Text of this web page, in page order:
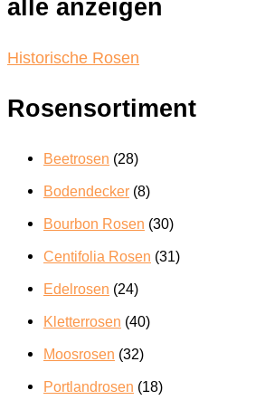
alle anzeigen
Historische Rosen
Rosensortiment
Beetrosen (28)
Bodendecker (8)
Bourbon Rosen (30)
Centifolia Rosen (31)
Edelrosen (24)
Kletterrosen (40)
Moosrosen (32)
Portlandrosen (18)
auf
Produktseite
werden